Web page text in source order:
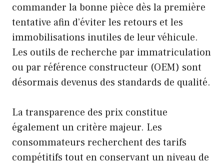
commander la bonne pièce dès la première
tentative afin d’éviter les retours et les
immobilisations inutiles de leur véhicule.
Les outils de recherche par immatriculation
ou par référence constructeur (OEM) sont
désormais devenus des standards de qualité.
La transparence des prix constitue
également un critère majeur. Les
consommateurs recherchent des tarifs
compétitifs tout en conservant un niveau de